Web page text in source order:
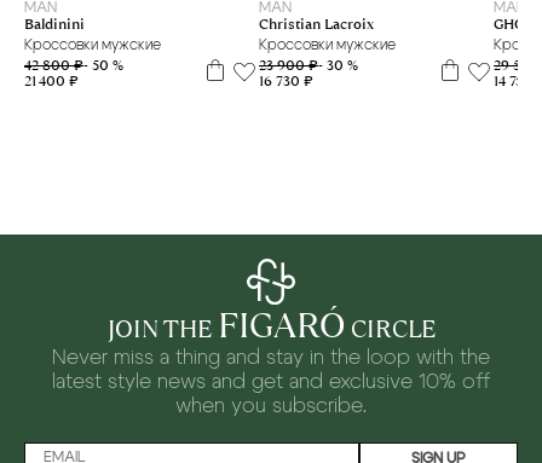
MAN
Baldinini
Кроссовки мужские
42 800 ₽- 50 %
21 400 ₽
MAN
Christian Lacroix
Кроссовки мужские
23 900 ₽- 30 %
16 730 ₽
MAN
29
14 750
JOIN THE FIGARÓ CIRCLE
Never miss a thing and stay in the loop with the
latest style news and get and exclusive 10% off
when you subscribe.
SIGN UP